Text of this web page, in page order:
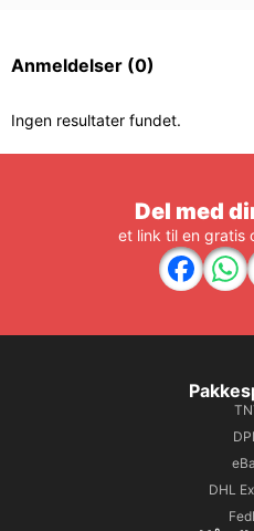
Anmeldelser (0)
Ingen resultater fundet.
Del med
et link til en gratis
DHL